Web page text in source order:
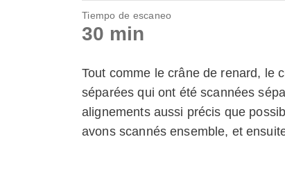
Tiempo de escaneo
30 min
Tout comme le crâne de renard, le
séparées qui ont été scannées
alignements aussi précis que
avons scannés ensemble, et